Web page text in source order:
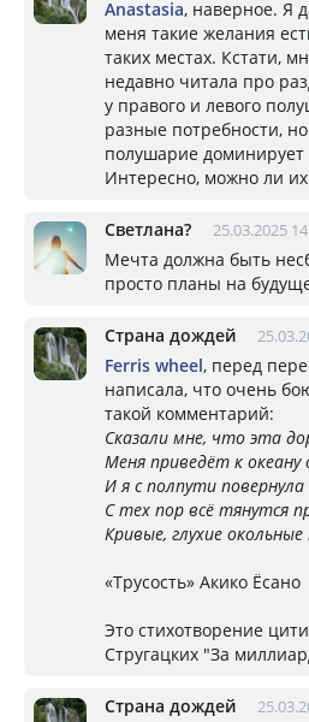
Anastasia, наверное. Я
меня такие желания
таких местах. Кстати,
недавно читала про
у правого и левого
разные потребности,
полушарие доминирует
Интересно, можно ли
Светлана? 25.03.2025
Мечта должна быть
просто планы на
Страна дождей
Ferris wheel, перед
написала, что очень
такой комментарий:
Сказали мне, что эта
Меня приведёт к океану
И я с полпути повернула
С тех пор всё тянутся
Кривые, глухие
«Трусость» Акико Ёсано
Это стихотворение
Стругацких "За
Страна дождей